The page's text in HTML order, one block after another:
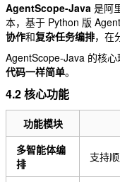
AgentScope-Java 是阿
本，基于 Python 版
协作和复杂任务编排，在
AgentScope-Java 的核心
代码一样简单。
4.2 核心功能
功能模块
多智能体编
排
支持